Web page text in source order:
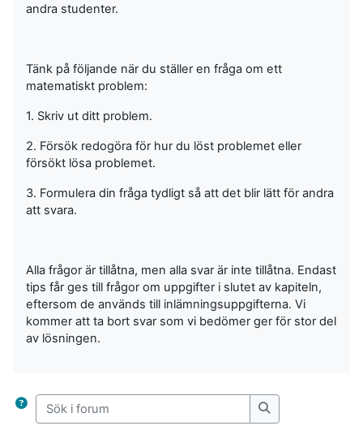
andra studenter.
Tänk på följande när du ställer en fråga om ett
matematiskt problem:
1. Skriv ut ditt problem.
2. Försök redogöra för hur du löst problemet eller
försökt lösa problemet.
3. Formulera din fråga tydligt så att det blir lätt för andra
att svara.
Alla frågor är tillåtna, men alla svar är inte tillåtna. Endast
tips får ges till frågor om uppgifter i slutet av kapiteln,
eftersom de används till inlämningsuppgifterna. Vi
kommer att ta bort svar som vi bedömer ger för stor del
av lösningen.
Sök i forum
Sök i forum